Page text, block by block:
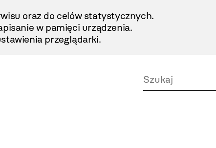
oraz do celów statystycznych.
w pamięci urządzenia.
przeglądarki.